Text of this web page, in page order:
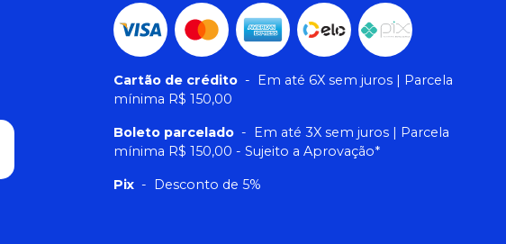
Cartão de crédito - Em até 6X sem juros | Parcela
mínima R$ 150,00
Boleto parcelado - Em até 3X sem juros | Parcela
mínima R$ 150,00 - Sujeito a Aprovação*
Pix - Desconto de 5%